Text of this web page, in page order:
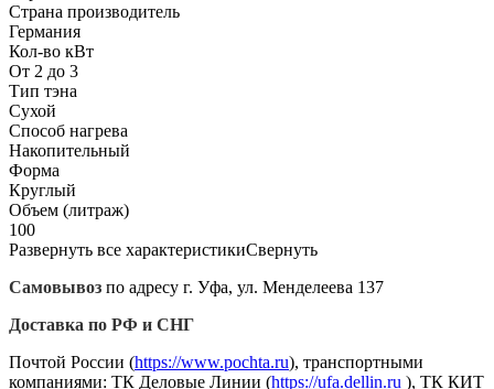
Страна производитель
Германия
Кол-во кВт
От 2 до 3
Тип тэна
Сухой
Способ нагрева
Накопительный
Форма
Круглый
Объем (литраж)
100
Развернуть все характеристикиСвернуть
Самовывоз по адресу г. Уфа, ул. Менделеева 137
Доставка по РФ и СНГ
Почтой России (https://www.pochta.ru), транспортными
компаниями: ТК Деловые Линии (https://ufa.dellin.ru ), ТК КИТ